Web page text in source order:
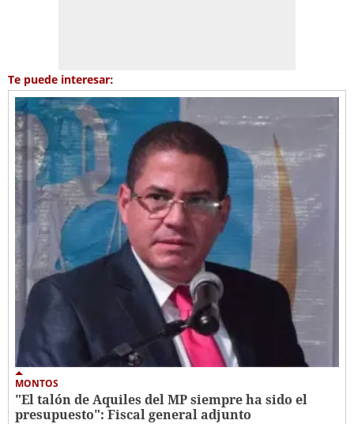
Te puede interesar:
MONTOS
"El talón de Aquiles del MP siempre ha sido el
presupuesto": Fiscal general adjunto